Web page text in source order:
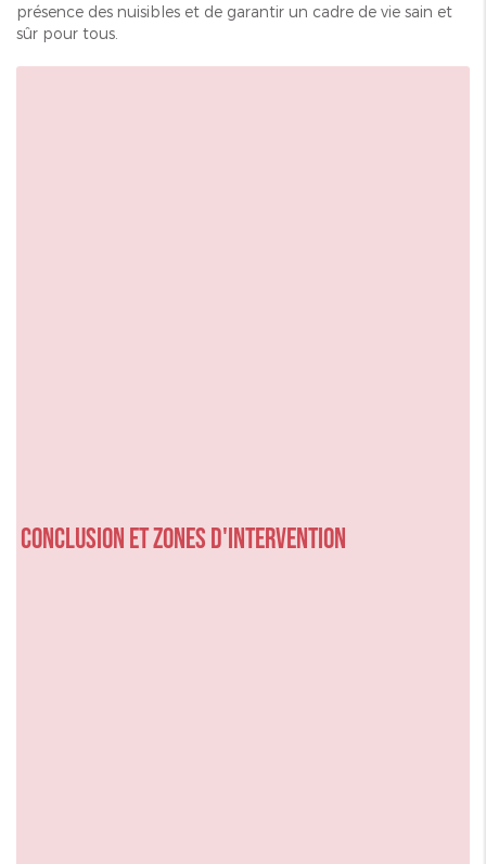
présence des nuisibles et de garantir un cadre de vie sain et
sûr pour tous.
Conclusion et zones d'intervention